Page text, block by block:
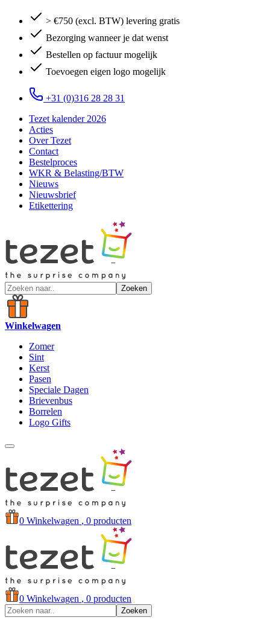
> €750 (excl. BTW) levering gratis
Bezorging wanneer je dat wenst
Bestellen op factuur mogelijk
Toevoegen eigen logo mogelijk
+31 (0)316 28 28 31
Tezet kalender 2026
Acties
Over Tezet
Contact
Bestelproces
WKR & Belasting/BTW
Nieuws
Nieuwsbrief
Etikettering
Zoeken
Winkelwagen
Zomer
Sint
Kerst
Pasen
Speciale Dagen
Brievenbus
Borrelen
Logo Gifts
0 Winkelwagen , 0 producten
0 Winkelwagen , 0 producten
Zoeken